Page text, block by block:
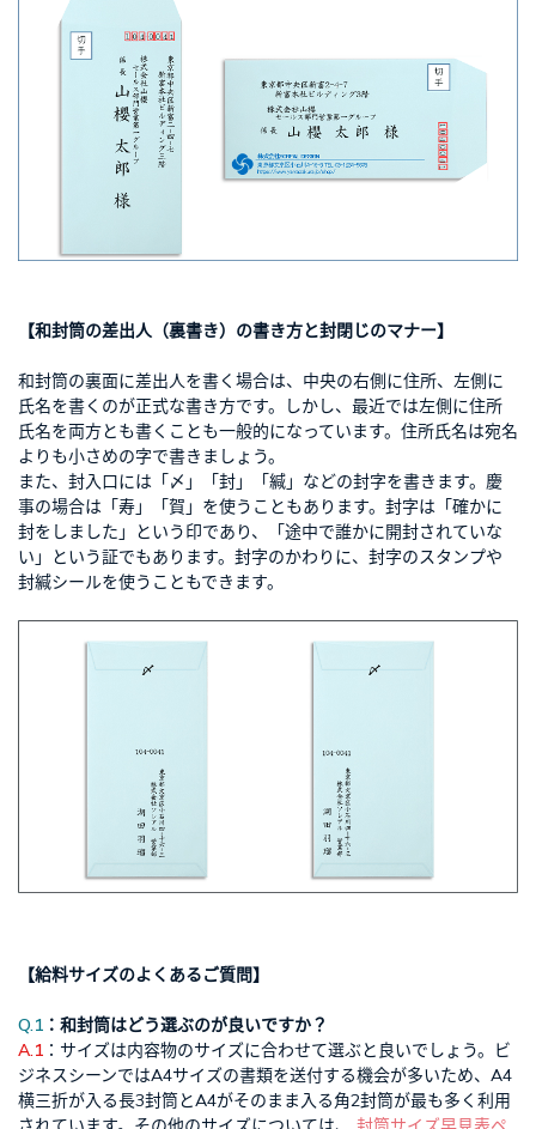
【和封筒の差出人（裏書き）の書き方と封閉じのマナー】
和封筒の裏面に差出人を書く場合は、中央の右側に住所、左側に
氏名を書くのが正式な書き方です。しかし、最近では左側に住所
氏名を両方とも書くことも一般的になっています。住所氏名は宛名
よりも小さめの字で書きましょう。
また、封入口には「〆」「封」「緘」などの封字を書きます。慶
事の場合は「寿」「賀」を使うこともあります。封字は「確かに
封をしました」という印であり、「途中で誰かに開封されていな
い」という証でもあります。封字のかわりに、封字のスタンプや
封緘シールを使うこともできます。
【給料サイズのよくあるご質問】
Q.1 ：和封筒はどう選ぶのが良いですか？
A.1 ：サイズは内容物のサイズに合わせて選ぶと良いでしょう。ビ
ジネスシーンではA4サイズの書類を送付する機会が多いため、A4
横三折が入る長3封筒とA4がそのまま入る角2封筒が最も多く利用